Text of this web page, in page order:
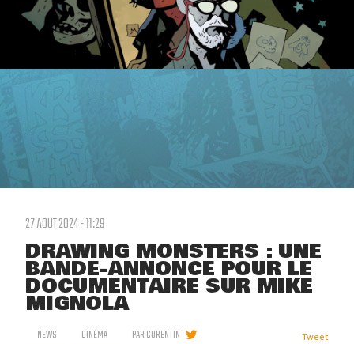
27 AOUT 2024 - 11:29
DRAWING MONSTERS : UNE
BANDE-ANNONCE POUR LE
DOCUMENTAIRE SUR MIKE
MIGNOLA
NEWS CINÉMA PARCORENTIN Tweet